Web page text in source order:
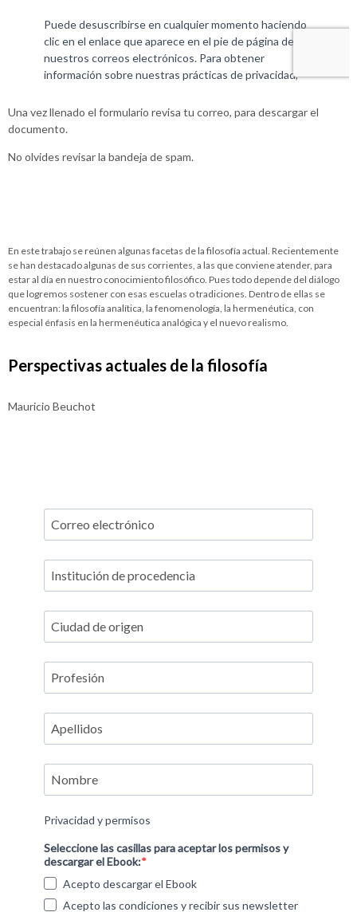
Una vez llenado el formulario revisa tu correo, para descargar el
documento.
No olvides revisar la bandeja de spam.
En este trabajo se reúnen algunas facetas de la filosofía actual. Recientemente
se han destacado algunas de sus corrientes, a las que conviene atender, para
estar al día en nuestro conocimiento filosófico. Pues todo depende del diálogo
que logremos sostener con esas escuelas o tradiciones. Dentro de ellas se
encuentran: la filosofía analítica, la fenomenología, la hermenéutica, con
especial énfasis en la hermenéutica analógica y el nuevo realismo.
Perspectivas actuales de la filosofía
Mauricio Beuchot